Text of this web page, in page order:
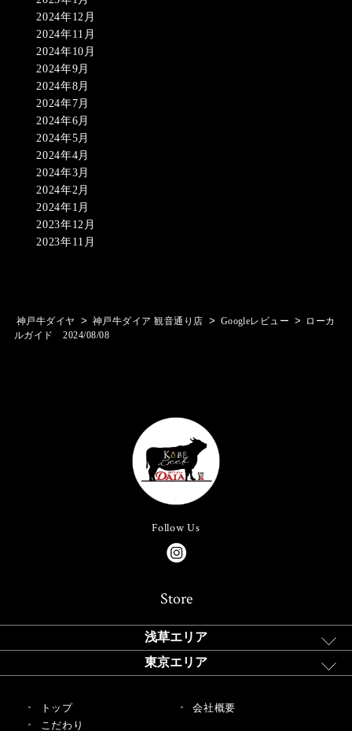
2024年12月
2024年11月
2024年10月
2024年9月
2024年8月
2024年7月
2024年6月
2024年5月
2024年4月
2024年3月
2024年2月
2024年1月
2023年12月
2023年11月
神戸牛ダイヤ > 神戸牛ダイア 観音通り店 > Googleレビュー >
ローカ
ルガイド 2024/08/08
Follow Us
Store
浅草エリア
東京エリア
トップ
こだわり
会社概要